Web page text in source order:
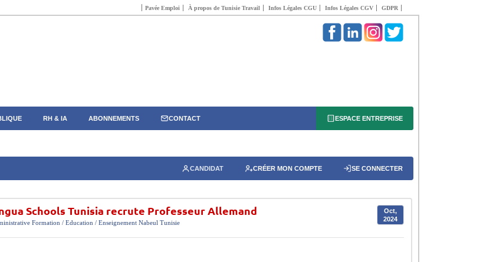
Pavée Emploi À propos de Tunisie Travail Infos Légales CGU Infos Légales CGV GDPR
RH & IA ABONNEMENTS CONTACT ESPACE ENTREPRISE
CANDIDAT CRÉER MON COMPTE SE CONNECTER
Schools Tunisia recrute Professeur Allemand
Oct,
2024
Formation / Education / Enseignement Nabeul Tunisie